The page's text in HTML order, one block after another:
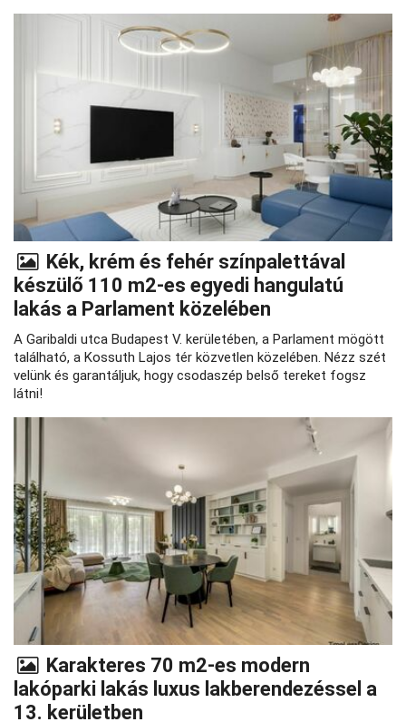
Kék, krém és fehér színpalettával
készülő 110 m2-es egyedi hangulatú
lakás a Parlament közelében
A Garibaldi utca Budapest V. kerületében, a Parlament mögött
található, a Kossuth Lajos tér közvetlen közelében. Nézz szét
velünk és garantáljuk, hogy csodaszép belső tereket fogsz
látni!
Karakteres 70 m2-es modern
lakóparki lakás luxus lakberendezéssel a
13. kerületben